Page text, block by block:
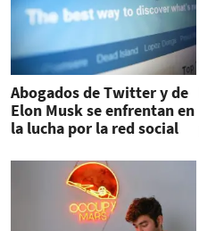
Abogados de Twitter y de
Elon Musk se enfrentan en
la lucha por la red social